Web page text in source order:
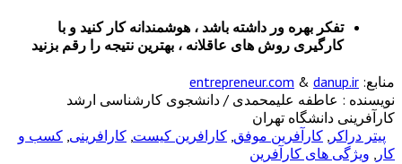
ور داشته باشد ، هوشمندانه کار کنید و با
روش های عاقلانه ، بهترین نتیجه را رقم بزنید
entrepreneur.com
علیمحمدی / دانشجوی کارشناسی ارشد
تهران
موفق , کارافرین کیست, کارافرینی,کسب و